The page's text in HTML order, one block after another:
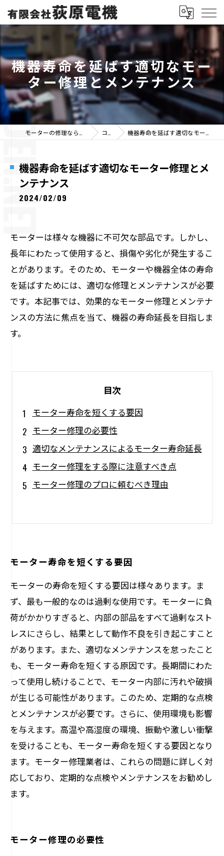
機器寿命を延ばす適切なモー
ター修理とメンテナンス
コラム 機器寿命を延ばす適切なモーター修理とメンテナンス
機器寿命を延ばす適切なモーター修理とメ
ンテナンス
2024/02/09
モーターは様々な機器に不可欠な部品です。しかし、
長年にわたって使用すると、損傷や劣化が発生するこ
とがあります。そのため、モーターや機器全体の寿命
を延ばすためには、適切な修理とメンテナンスが必要
です。本記事では、効果的なモーター修理とメンテナ
ンスの方法に焦点を当て、機器の寿命延長を目指しま
す。
目次
モーター寿命を短くする要因
モーター修理の必要性
適切なメンテナンスによるモーター寿命延長
モーター修理をする際に注意すべき点
モーター修理のプロに頼むべき理由
モーター寿命を短くする要因
モーターの寿命を短くする要因は様々あります。ま
ず、最も一般的なのは過剰な使用です。モーターに負
荷がかかりすぎると、内部の部品をすべて過剰なスト
レスにさらし、結果として動作不良を引き起こすこと
があります。また、適切なメンテナンスを怠ったこと
も、モーター寿命を短くする原因です。長期間にわた
って使用し続けることで、モーター内部に汚れや破損
が生じる可能性があります。このため、定期的な点検
とメンテナンスが必要です。さらに、使用環境も影響
を与えます。高温や高湿度の環境、振動や激しい衝撃
を受けることも、モーター寿命を短くする要因となり
ます。モーター修理業者は、これらの問題に詳しく対
応しており、定期的な点検やメンテナンスをお勧めし
ます。
モーター修理の必要性